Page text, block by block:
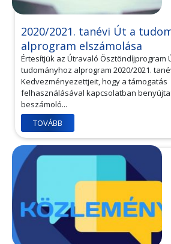
2020/2021. tanévi Út a
alprogram elszámolása
Értesítjük az Útravaló Ösztöndíjprogram
tudományhoz alprogram 2020/2021.
Kedvezményezettjeit, hogy a támogatás
felhasználásával kapcsolatban
beszámoló...
TOVÁBB